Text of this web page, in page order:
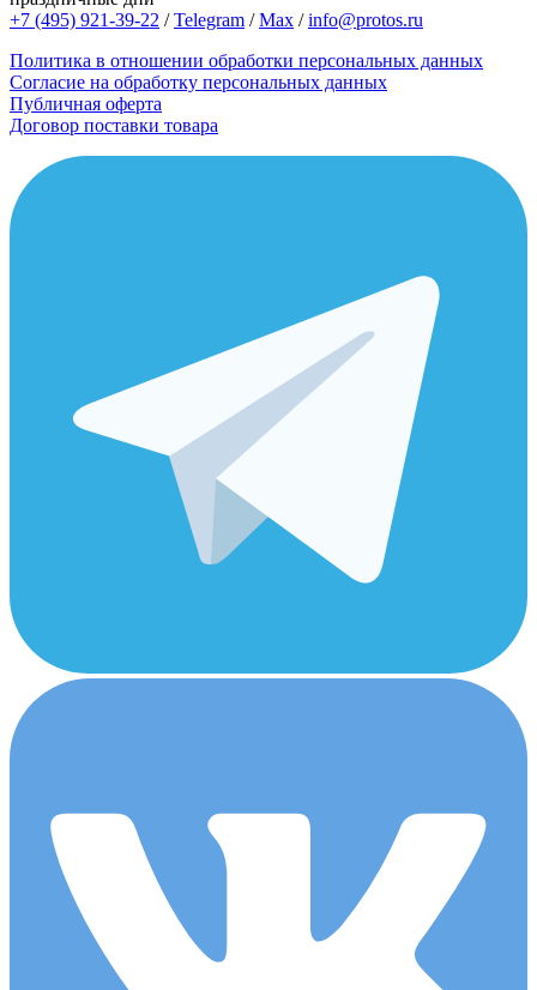
+7 (495) 921-39-22 /Telegram /Max /info@protos.ru
Политика в отношении обработки персональных данных
Согласие на обработку персональных данных
Публичная оферта
Договор поставки товара